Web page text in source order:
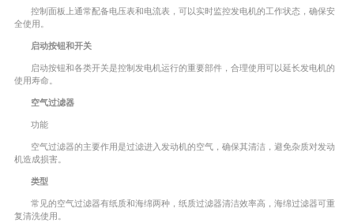
控制面板上通常配备电压表和电流表，可以实时监控发电机的工作状态，确保安
全使用。
启动按钮和开关
启动按钮和各类开关是控制发电机运行的重要部件，合理使用可以延长发电机的
使用寿命。
空气过滤器
功能
空气过滤器的主要作用是过滤进入发动机的空气，确保其清洁，避免杂质对发动
机造成损害。
类型
常见的空气过滤器有纸质和海绵两种，纸质过滤器清洁效率高，海绵过滤器可重
复清洗使用。